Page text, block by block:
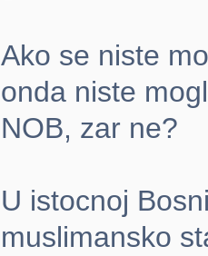
Ako se niste
onda niste
NOB, zar ne?
U istocnoj
muslimansko